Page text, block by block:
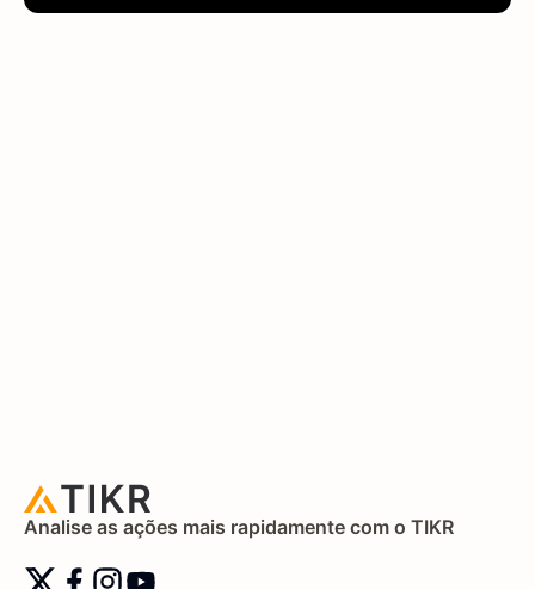
Analise as ações mais rapidamente com o TIKR